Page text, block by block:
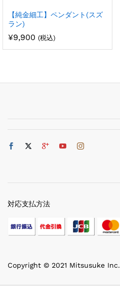
【純金細工】ペンダント(スズ
ラン)
¥9,900 (税込)
Copyright © 2021 Mitsusuke Inc.
対応支払方法